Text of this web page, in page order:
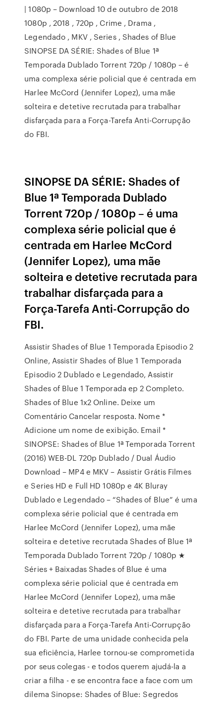
| 1080p – Download 10 de outubro de 2018
1080p , 2018 , 720p , Crime , Drama ,
Legendado , MKV , Series , Shades of Blue
SINOPSE DA SÉRIE: Shades of Blue 1ª
Temporada Dublado Torrent 720p / 1080p – é
uma complexa série policial que é centrada em
Harlee McCord (Jennifer Lopez), uma mãe
solteira e detetive recrutada para trabalhar
disfarçada para a Força-Tarefa Anti-Corrupção
do FBI.
SINOPSE DA SÉRIE: Shades of
Blue 1ª Temporada Dublado
Torrent 720p / 1080p – é uma
complexa série policial que é
centrada em Harlee McCord
(Jennifer Lopez), uma mãe
solteira e detetive recrutada para
trabalhar disfarçada para a
Força-Tarefa Anti-Corrupção do
FBI.
Assistir Shades of Blue 1 Temporada Episodio 2
Online, Assistir Shades of Blue 1 Temporada
Episodio 2 Dublado e Legendado, Assistir
Shades of Blue 1 Temporada ep 2 Completo.
Shades of Blue 1x2 Online. Deixe um
Comentário Cancelar resposta. Nome *
Adicione um nome de exibição. Email *
SINOPSE: Shades of Blue 1ª Temporada Torrent
(2016) WEB-DL 720p Dublado / Dual Áudio
Download – MP4 e MKV – Assistir Grátis Filmes
e Series HD e Full HD 1080p e 4K Bluray
Dublado e Legendado – “Shades of Blue” é uma
complexa série policial que é centrada em
Harlee McCord (Jennifer Lopez), uma mãe
solteira e detetive recrutada Shades of Blue 1ª
Temporada Dublado Torrent 720p / 1080p ★
Séries + Baixadas Shades of Blue é uma
complexa série policial que é centrada em
Harlee McCord (Jennifer Lopez), uma mãe
solteira e detetive recrutada para trabalhar
disfarçada para a Força-Tarefa Anti-Corrupção
do FBI. Parte de uma unidade conhecida pela
sua eficiência, Harlee tornou-se comprometida
por seus colegas - e todos querem ajudá-la a
criar a filha - e se encontra face a face com um
dilema Sinopse: Shades of Blue: Segredos